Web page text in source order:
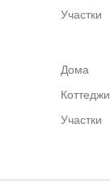
Участки
Дома
Коттеджи
Участки